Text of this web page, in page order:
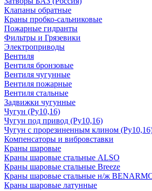
Клапаны обратные
Краны пробко-сальниковые
Пожарные гидранты
Фильтры и Грязевики
Электроприводы
Вентиля
Вентиля бронзовые
Вентиля чугунные
Вентиля пожарные
Вентиля стальные
Задвижки чугунные
Чугун (Ру10,16)
Чугун под привод (Ру10,16)
Чугун с прорезиненным клином
Компенсаторы и вибровставки
Краны шаровые
Краны шаровые стальные ALSO
Краны шаровые стальные Breeze
Краны шаровые стальные н/ж
Краны шаровые латунные